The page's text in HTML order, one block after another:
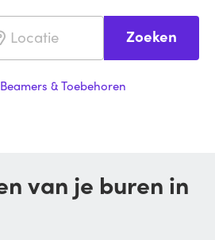
Zoeken
Beamers & Toebehoren